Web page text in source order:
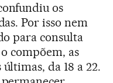
os
Por isso nem
para consulta
compõem, as
da 18 a 22.